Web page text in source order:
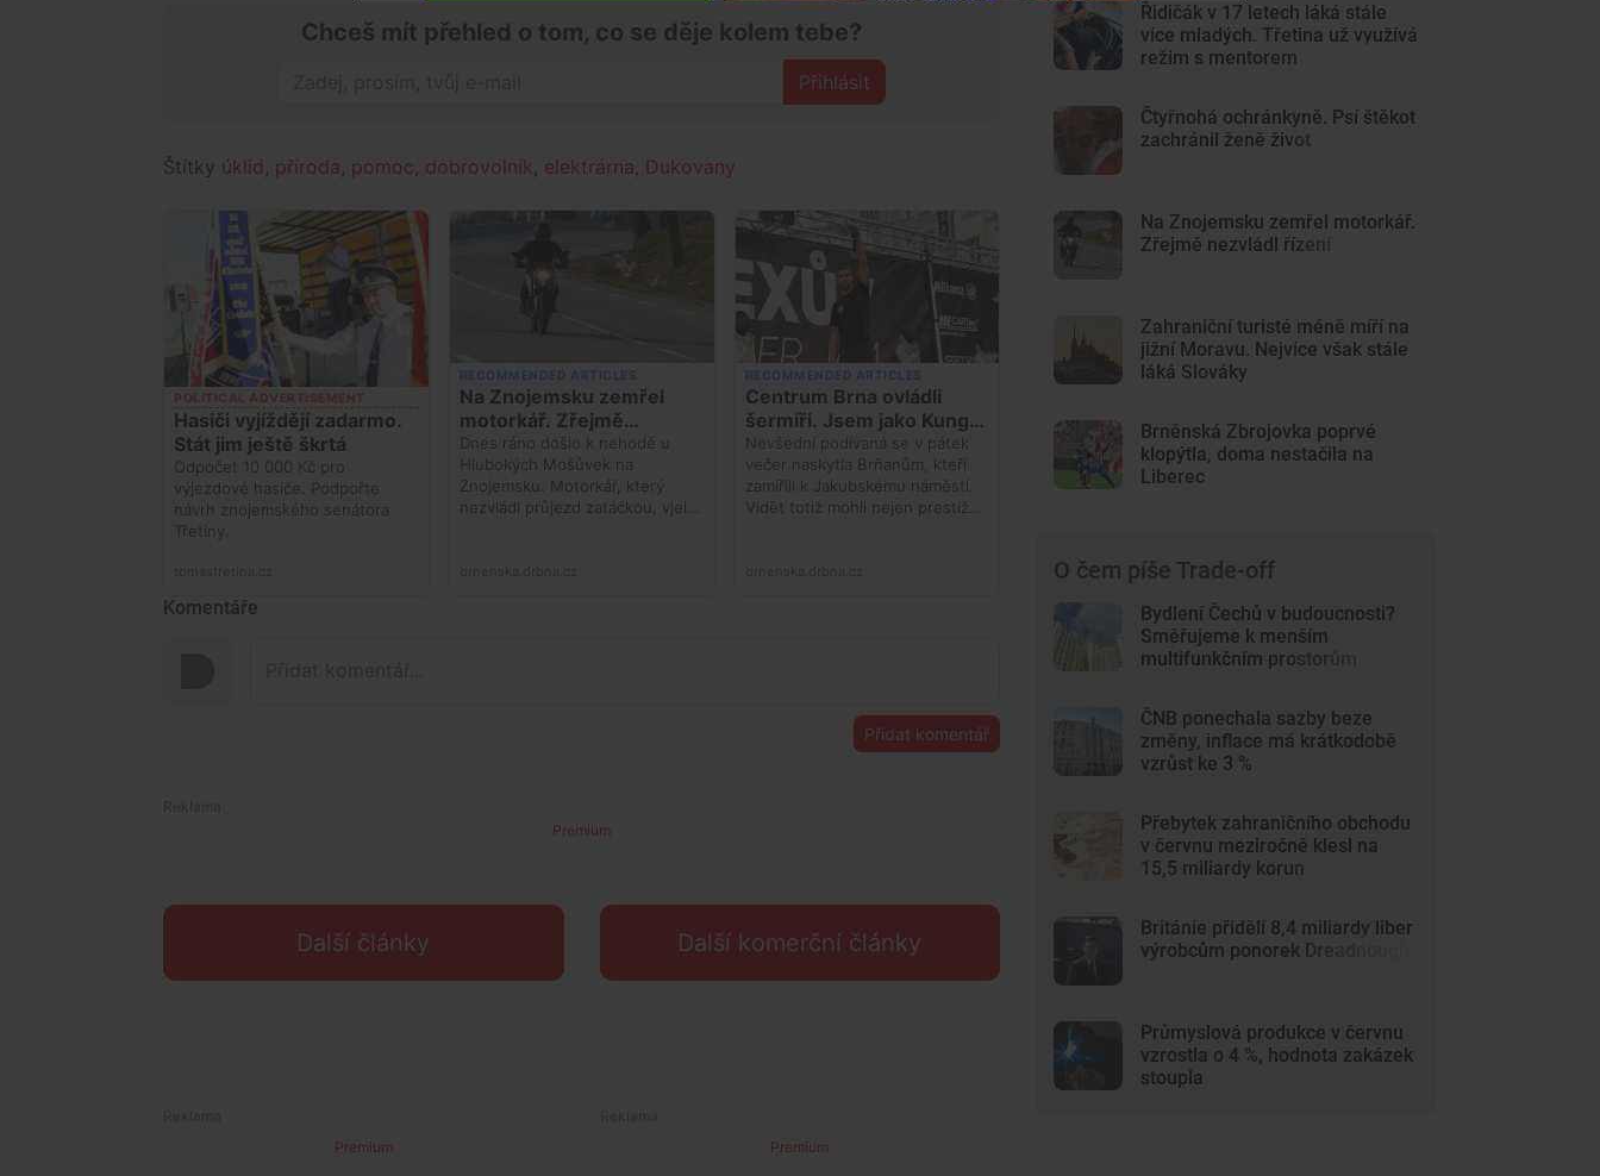
Chceš mít přehled o tom, co se děje kolem tebe?
Přihlásit
Štítky úklid příroda pomoc dobrovolník elektrárna Dukovany
Komentáře
Přidat komentář
Premium
Další články Další komerční články
Řidičák v 17 letech láká stále
více mladých. Třetina už využívá
režim s mentorem
Čtyřnohá ochránkyně. Psí štěkot
zachránil ženě život
Na Znojemsku zemřel motorkář.
Zřejmě nezvládl řízení
Zahraniční turisté méně míří na
jižní Moravu. Nejvíce však stále
láká Slováky
Brněnská Zbrojovka poprvé
klopýtla, doma nestačila na
Liberec
O čem píše Trade-off
Bydlení Čechů v budoucnosti?
Směřujeme k menším
multifunkčním prostorům
ČNB ponechala sazby beze
změny, inflace má krátkodobě
vzrůst ke 3 %
Přebytek zahraničního obchodu
v červnu meziročně klesl na
15,5 miliardy korun
Británie přidělí 8,4 miliardy liber
výrobcům ponorek Dreadnought
Průmyslová produkce v červnu
vzrostla o 4 %, hodnota zakázek
stoupla
Premium Premium